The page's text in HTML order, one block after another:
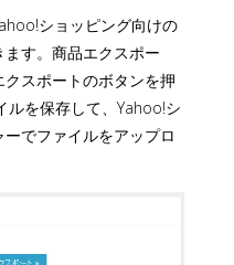
ショッピング向けの
す。商品エクスポー
クスポートのボタンを押
ルを保存して、Yahoo!シ
でファイルをアップロ